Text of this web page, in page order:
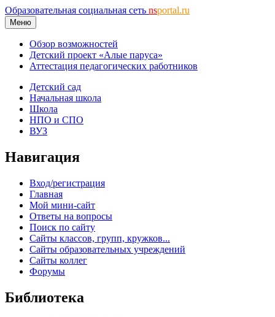
Образовательная социальная сеть nsportal.ru
Меню
Обзор возможностей
Детский проект «Алые паруса»
Аттестация педагогических работников
Детский сад
Начальная школа
Школа
НПО и СПО
ВУЗ
Навигация
Вход/регистрация
Главная
Мой мини-сайт
Ответы на вопросы
Поиск по сайту
Сайты классов, групп, кружков...
Сайты образовательных учреждений
Сайты коллег
Форумы
Библиотека